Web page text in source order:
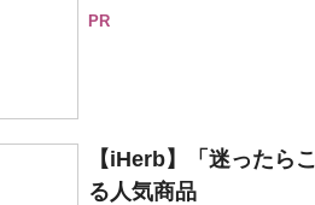
PR
【iHerb】「迷ったら
る人気商品